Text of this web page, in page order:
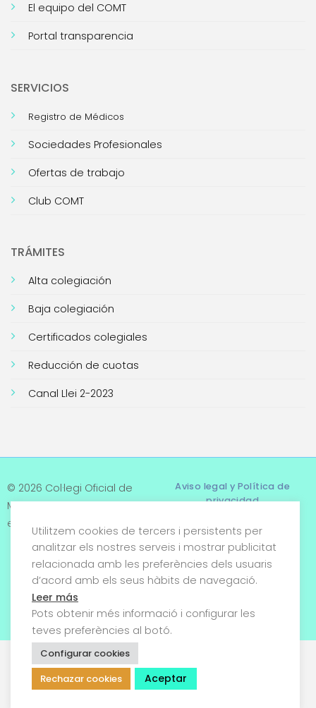
El equipo del COMT
Portal transparencia
SERVICIOS
Registro de Médicos
Sociedades Profesionales
Ofertas de trabajo
Club COMT
TRÁMITES
Alta colegiación
Baja colegiación
Certificados colegiales
Reducción de cuotas
Canal Llei 2-2023
© 2026 Col·legi Oficial de
Metges de Tarragona. Tots
els drets reservats
Aviso legal y Política de
privacidad
Términos y condiciones
Política de cookies
Utilitzem cookies de tercers i persistents per
analitzar els nostres serveis i mostrar publicitat
relacionada amb les preferències dels usuaris
d’acord amb els seus hàbits de navegació.
Leer más
Pots obtenir més informació i configurar les
teves preferències al botó.
Configurar cookies
Rechazar cookies
Aceptar